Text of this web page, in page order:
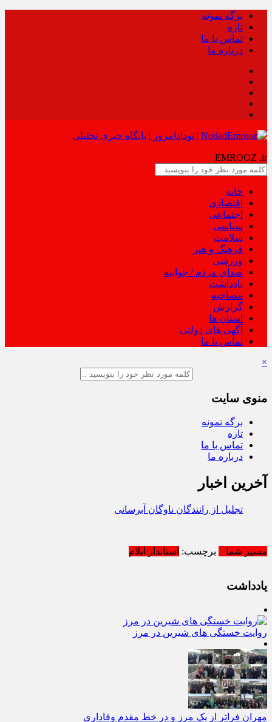
برگه نمونه
تازه
تماس با ما
درباره ما
EMROOZ .ir
خانه
اقتصادی
اجتماعی
سیاسی
سلامت
فرهنگ و هنر
ورزشی
صدای مردم / جوابیه
یادداشت
مصاحبه
گزارش
استان ها
آگهی های دولتی
تماس با ما
×
منوی سایت
برگه نمونه
تازه
تماس با ما
درباره ما
آخرین اخبار
روایت خستگی‌ های شیرین در مرز